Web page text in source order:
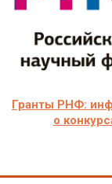
Гранты РНФ:
о